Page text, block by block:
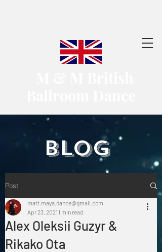
​BLOG
Post
Alex Oleksii Guzyr &
Rikako Ota
matt.maya.dance@gmail.com
Apr 23, 2021 1 min read